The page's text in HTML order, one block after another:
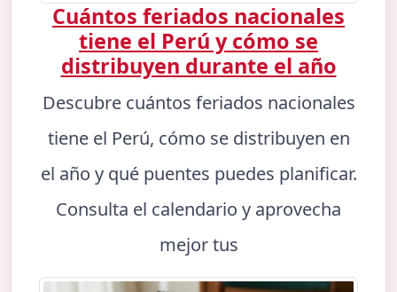
Cuántos feriados nacionales
tiene el Perú y cómo se
distribuyen durante el año
Descubre cuántos feriados nacionales
tiene el Perú, cómo se distribuyen en
el año y qué puentes puedes planificar.
Consulta el calendario y aprovecha
mejor tus